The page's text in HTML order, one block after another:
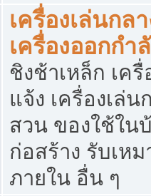
เครื่องเล่นกล
เครื่องออกกำ
ชิงช้าเหล็ก เค
แจ้ง เครื่องเล่น
สวน ของใช้ใน
ก่อสร้าง รับเห
ภายใน อื่น ๆ